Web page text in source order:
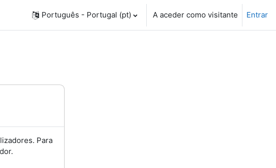
Português - Portugal ‎(pt)‎ A aceder como visitante Entrar
Para